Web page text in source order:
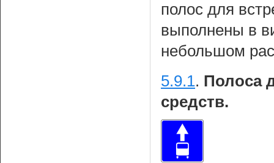
полос для
выполнены в
небольшом
5.9.1. Полоса
средств.